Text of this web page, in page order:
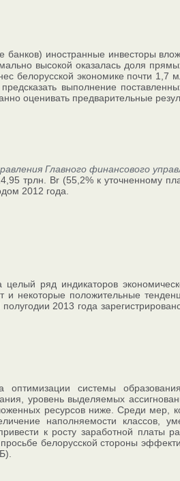
банков) иностранные инвесторы
высокой оказалась доля
белорусской экономике почти 1,7
выполнение
оценивать предварительные
Главного финансового
трлн. Br (55,2% к уточненному
2012 года.
ряд индикаторов
и некоторые положительные
2013 года
оптимизации системы
уровень выделяемых
ресурсов ниже. Среди мер,
наполняемости классов,
к росту заработной платы
белорусской стороны